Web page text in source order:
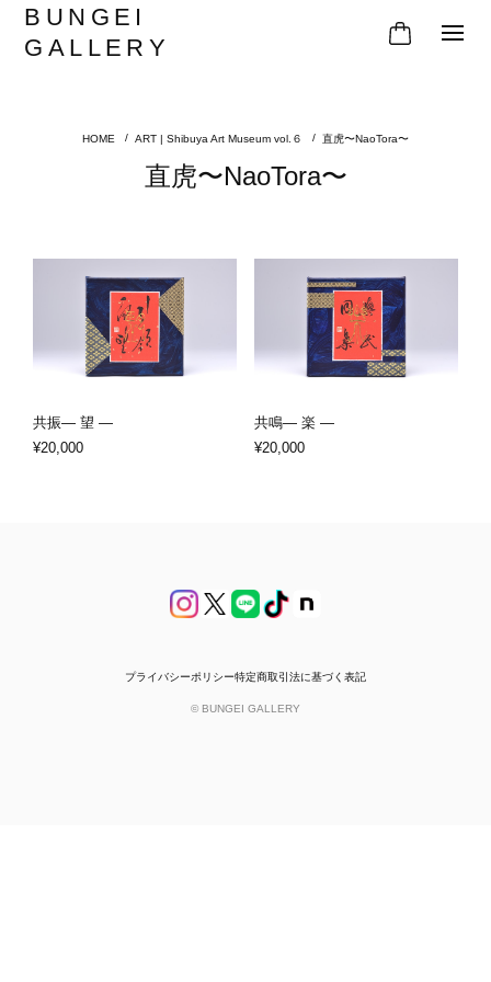
BUNGEI
GALLERY
ART | Shibuya Art Museum vol.６ 直虎〜NaoTora〜
直虎〜NaoTora〜
共振— 望 —
¥20,000
共鳴— 楽 —
¥20,000
プライバシーポリシー特定商取引法に基づく表記
© BUNGEI GALLERY